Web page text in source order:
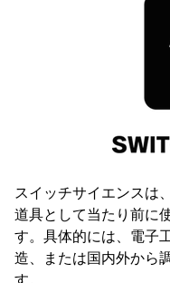
スイッチサイエンスは
道具として当たり前に
す。具体的には、電子
造、または国内外から
す。